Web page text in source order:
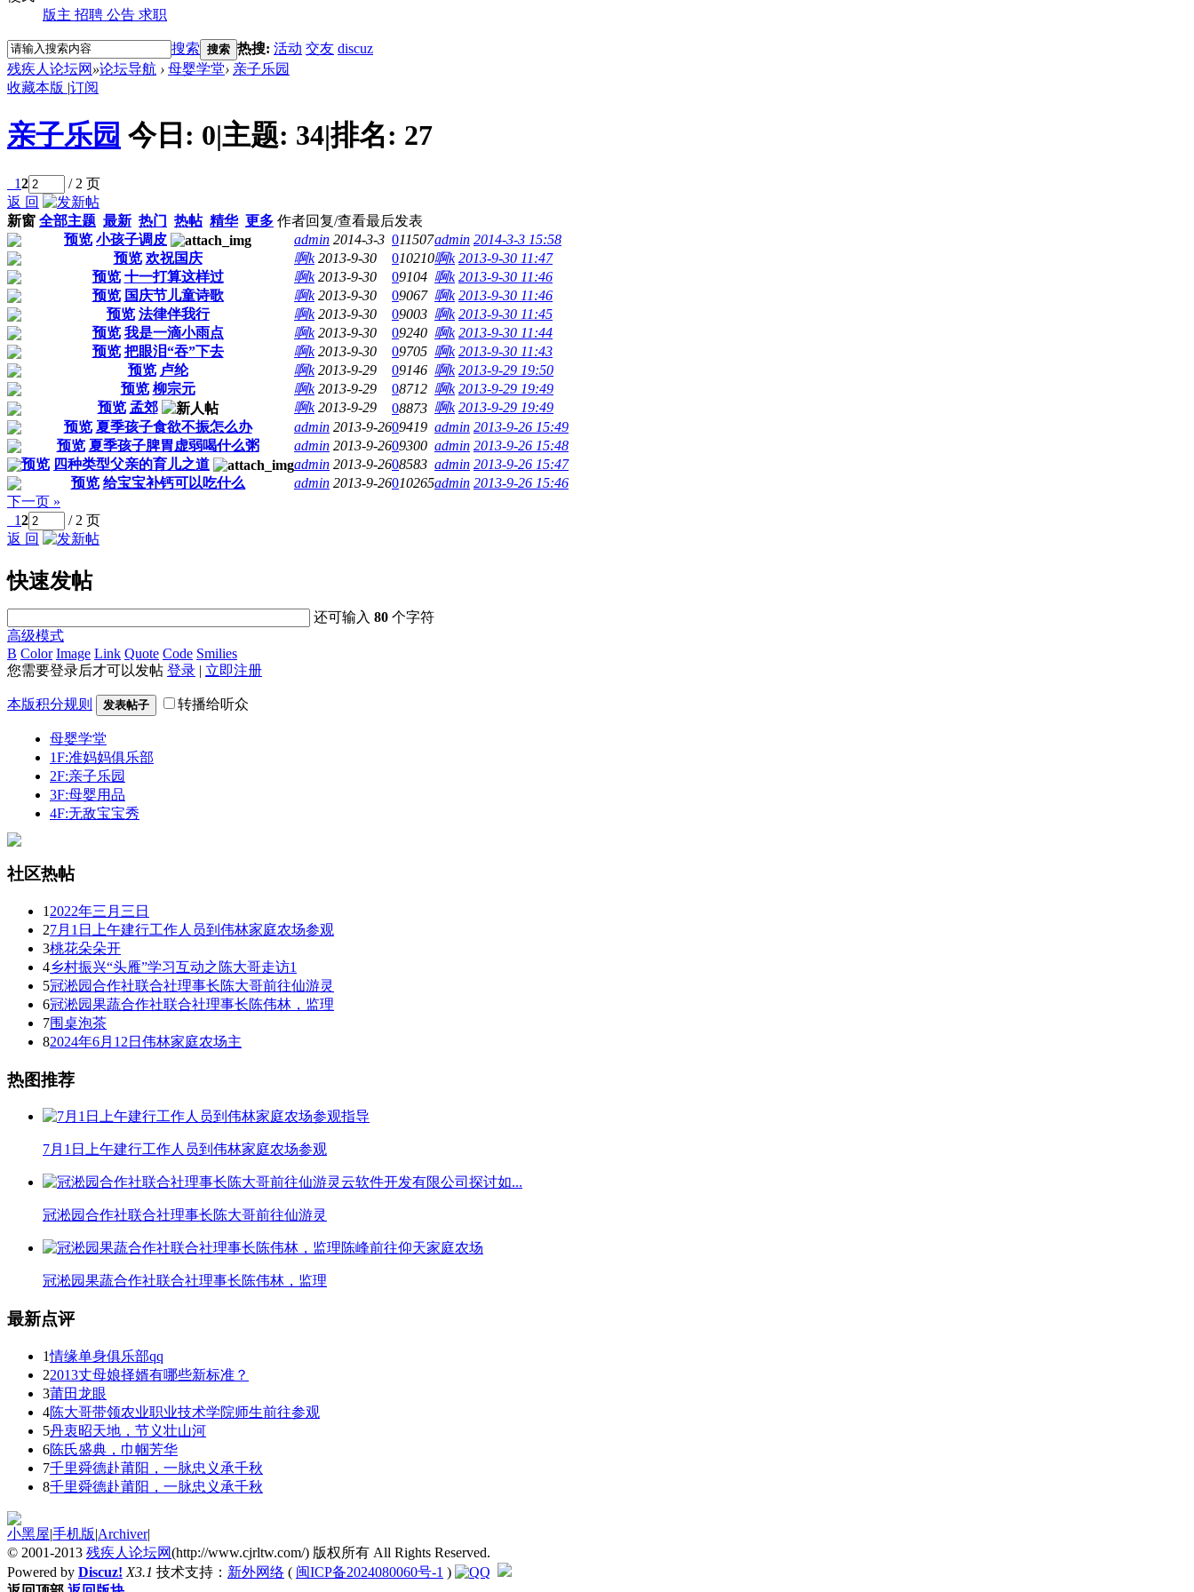
版主 招聘 公告 求职
搜索 搜索 热搜: 活动 交友 discuz
残疾人论坛网 »论坛导航 › 母婴学堂› 亲子乐园
收藏本版 |订阅
亲子乐园 今日: 0|主题: 34|排名: 27
12
/ 2 页
返 回
新窗 全部主题 最新 热门 热帖 精华 更多 作者回复/查看最后发表
预览 小孩子调皮 admin 2014-3-3 011507admin 2014-3-3 15:58
预览 欢祝国庆 啊k 2013-9-30 010210啊k 2013-9-30 11:47
预览 十一打算这样过 啊k 2013-9-30 09104 啊k 2013-9-30 11:46
预览 国庆节儿童诗歌 啊k 2013-9-30 09067 啊k 2013-9-30 11:46
预览 法律伴我行 啊k 2013-9-30 09003 啊k 2013-9-30 11:45
预览 我是一滴小雨点 啊k 2013-9-30 09240 啊k 2013-9-30 11:44
预览 把眼泪“吞”下去 啊k 2013-9-30 09705 啊k 2013-9-30 11:43
预览 卢纶 啊k 2013-9-29 09146 啊k 2013-9-29 19:50
预览 柳宗元 啊k 2013-9-29 08712 啊k 2013-9-29 19:49
预览 孟郊 啊k 2013-9-29 08873 啊k 2013-9-29 19:49
预览 夏季孩子食欲不振怎么办 admin 2013-9-2609419 admin 2013-9-26 15:49
预览 夏季孩子脾胃虚弱喝什么粥 admin 2013-9-2609300 admin 2013-9-26 15:48
预览 四种类型父亲的育儿之道 admin 2013-9-2608583 admin 2013-9-26 15:47
预览 给宝宝补钙可以吃什么 admin 2013-9-26010265admin 2013-9-26 15:46
下一页 »
12
/ 2 页
返 回
快速发帖
还可输入80 个字符
高级模式
B Color Image Link Quote Code Smilies
您需要登录后才可以发帖 登录 | 立即注册
本版积分规则 发表帖子 转播给听众
母婴学堂
1F:准妈妈俱乐部
2F:亲子乐园
3F:母婴用品
4F:无敌宝宝秀
社区热帖
1 2022年三月三日
27月1日上午建行工作人员到伟林家庭农场参观
3桃花朵朵开
4乡村振兴“头雁”学习互动之陈大哥走访1
5冠淞园合作社联合社理事长陈大哥前往仙游灵
6冠淞园果蔬合作社联合社理事长陈伟林，监理
7围桌泡茶
82024年6月12日伟林家庭农场主
热图推荐
7月1日上午建行工作人员到伟林家庭农场参观
冠淞园合作社联合社理事长陈大哥前往仙游灵
冠淞园果蔬合作社联合社理事长陈伟林，监理
最新点评
1情缘单身俱乐部qq
22013丈母娘择婿有哪些新标准？
3莆田龙眼
4陈大哥带领农业职业技术学院师生前往参观
5丹衷昭天地，节义壮山河
6陈氏盛典，巾帼芳华
7千里舜德赴莆阳，一脉忠义承千秋
8千里舜德赴莆阳，一脉忠义承千秋
小黑屋|手机版|Archiver|
© 2001-2013 残疾人论坛网(http://www.cjrltw.com/) 版权所有 All Rights Reserved.
Powered by Discuz! X3.1 技术支持： 新外网络 ( 闽ICP备2024080060号-1 )